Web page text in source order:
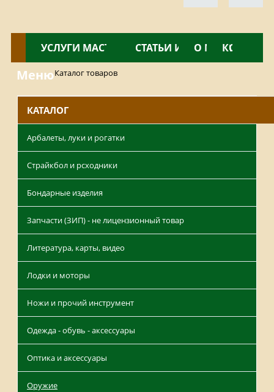
КАТАЛОГ
УСЛУГИ МАСТЕРСКОЙНОВОСТИ
СТАТЬИ И ОБЗОРЫ
О МАГАЗИНЕ
МенюКаталог товаров
КАТАЛОГ
Арбалеты, луки и рогатки
Страйкбол и рсходники
Бондарные изделия
Запчасти (ЗИП) - не лицензионный товар
Литература, карты, видео
Лодки и моторы
Ножи и прочий инструмент
Одежда - обувь - аксессуары
Оптика и аксессуары
Оружие